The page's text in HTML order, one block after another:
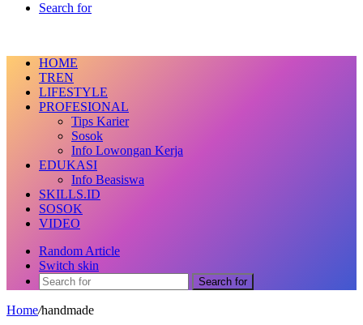
Search for
HOME
TREN
LIFESTYLE
PROFESIONAL
Tips Karier
Sosok
Info Lowongan Kerja
EDUKASI
Info Beasiswa
SKILLS.ID
SOSOK
VIDEO
Random Article
Switch skin
Search for
Home/handmade